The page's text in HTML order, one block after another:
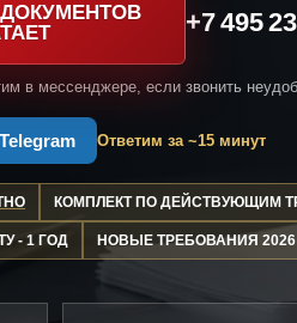
+7 495
в мессенджере, если звонить
Telegram Ответим за ~15 минут
КОМПЛЕКТ ПО ДЕЙСТВУЮЩИМ
- 1 ГОД НОВЫЕ ТРЕБОВАНИЯ 2026